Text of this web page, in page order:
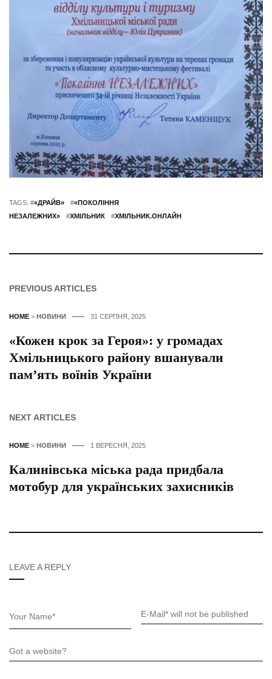
TAGS: #«ДРАЙВ» #«ПОКОЛІННЯ
НЕЗАЛЕЖНИХ»
#ХМІЛЬНИК #ХМІЛЬНИК.ОНЛАЙН
PREVIOUS ARTICLES
HOME > НОВИНИ 31 СЕРПНЯ, 2025
«Кожен крок за Героя»: у громадах
Хмільницького району вшанували
пам’ять воїнів України
NEXT ARTICLES
HOME > НОВИНИ 1 ВЕРЕСНЯ, 2025
Калинівська міська рада придбала
мотобур для українських захисників
LEAVE A REPLY